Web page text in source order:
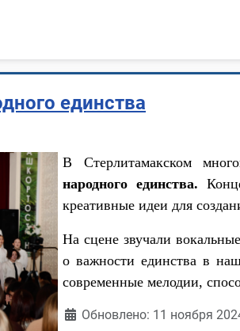
единства
В Стерлитамакском
народного единства.
креативные идеи для
На сцене звучали
о важности единства в
современные мелодии,
Обновлено: 11 ноября